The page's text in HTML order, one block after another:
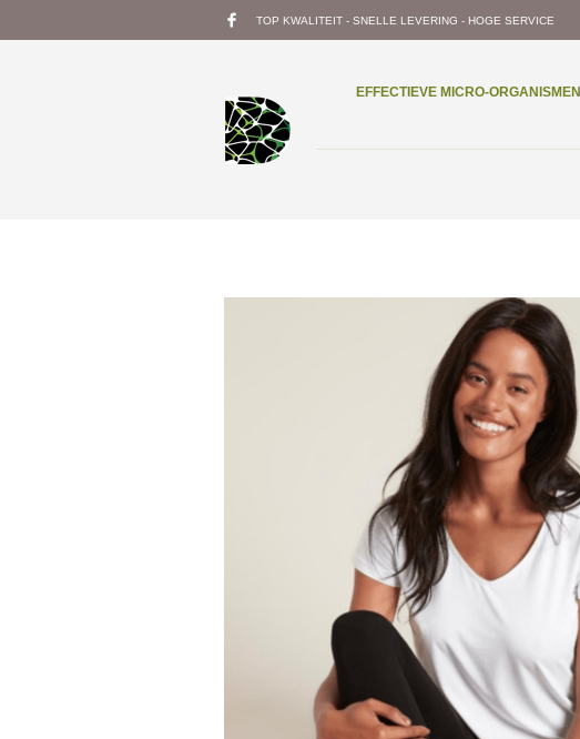
TOP KWALITEIT - SNELLE LEVERING - HOGE SERVICE
EFFECTIEVE MICRO-ORGANISMEN